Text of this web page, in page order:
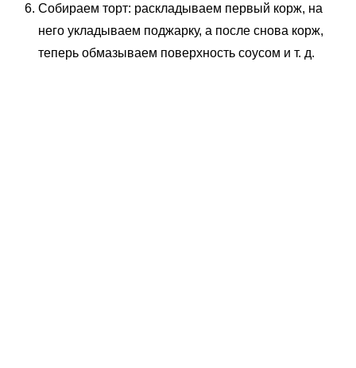
Собираем торт: раскладываем первый корж, на
него укладываем поджарку, а после снова корж,
теперь обмазываем поверхность соусом и т. д.